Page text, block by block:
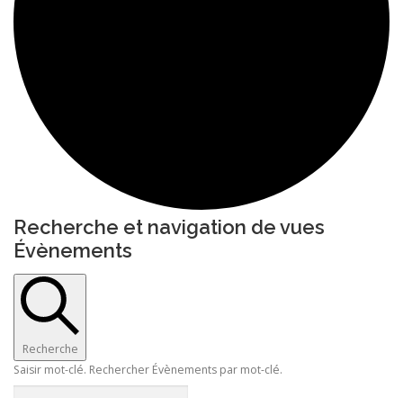
Recherche et navigation de vues
Évènements
Recherche
Saisir mot-clé. Rechercher Évènements par mot-clé.